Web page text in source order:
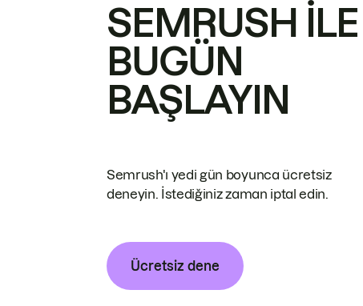
SEMRUSH ILE
BUGÜN
BAŞLAYIN
Semrush'ı yedi gün boyunca ücretsiz
deneyin. İstediğiniz zaman iptal edin.
Ücretsiz dene